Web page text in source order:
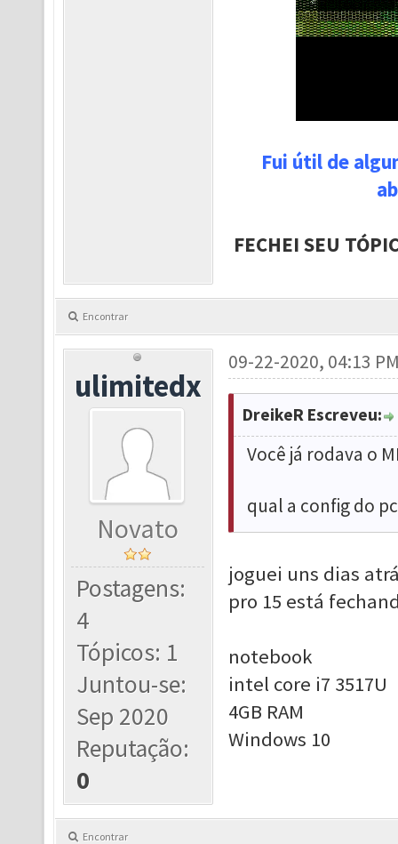
Fui útil de
FECHEI SEU
Encontrar
ulimitedx
Novato
Postagens:
4
Tópicos: 1
Juntou-se:
Sep 2020
Reputação:
0
09-22-2020, 04:13
DreikeR Escreveu:
Você já rodava o
qual a config do
joguei uns dias
pro 15 está
notebook
intel core i7 3517U
4GB RAM
Windows 10
Encontrar